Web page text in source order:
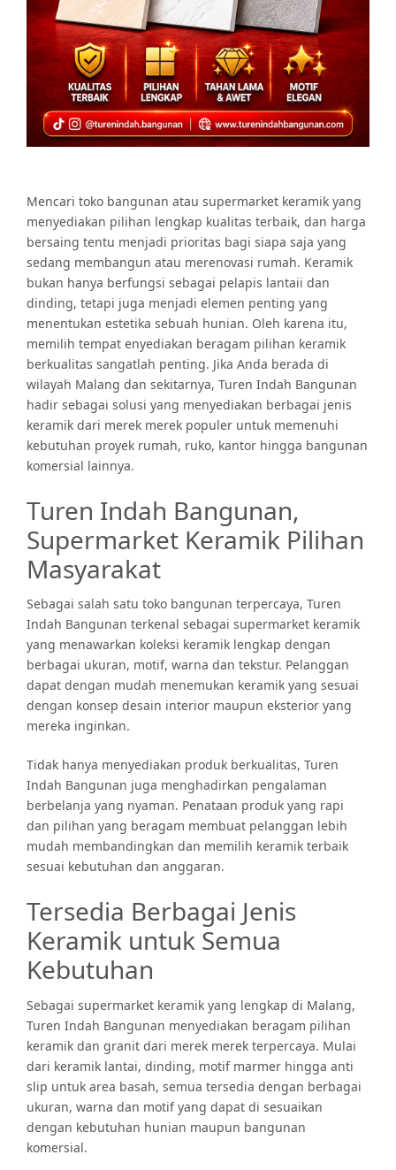
Mencari toko bangunan atau supermarket keramik yang
menyediakan pilihan lengkap kualitas terbaik, dan harga
bersaing tentu menjadi prioritas bagi siapa saja yang
sedang membangun atau merenovasi rumah. Keramik
bukan hanya berfungsi sebagai pelapis lantaii dan
dinding, tetapi juga menjadi elemen penting yang
menentukan estetika sebuah hunian. Oleh karena itu,
memilih tempat enyediakan beragam pilihan keramik
berkualitas sangatlah penting. Jika Anda berada di
wilayah Malang dan sekitarnya, Turen Indah Bangunan
hadir sebagai solusi yang menyediakan berbagai jenis
keramik dari merek merek populer untuk memenuhi
kebutuhan proyek rumah, ruko, kantor hingga bangunan
komersial lainnya.
Turen Indah Bangunan,
Supermarket Keramik Pilihan
Masyarakat
Sebagai salah satu toko bangunan terpercaya, Turen
Indah Bangunan terkenal sebagai supermarket keramik
yang menawarkan koleksi keramik lengkap dengan
berbagai ukuran, motif, warna dan tekstur. Pelanggan
dapat dengan mudah menemukan keramik yang sesuai
dengan konsep desain interior maupun eksterior yang
mereka inginkan.
Tidak hanya menyediakan produk berkualitas, Turen
Indah Bangunan juga menghadirkan pengalaman
berbelanja yang nyaman. Penataan produk yang rapi
dan pilihan yang beragam membuat pelanggan lebih
mudah membandingkan dan memilih keramik terbaik
sesuai kebutuhan dan anggaran.
Tersedia Berbagai Jenis
Keramik untuk Semua
Kebutuhan
Sebagai supermarket keramik yang lengkap di Malang,
Turen Indah Bangunan menyediakan beragam pilihan
keramik dan granit dari merek merek terpercaya. Mulai
dari keramik lantai, dinding, motif marmer hingga anti
slip untuk area basah, semua tersedia dengan berbagai
ukuran, warna dan motif yang dapat di sesuaikan
dengan kebutuhan hunian maupun bangunan
komersial.